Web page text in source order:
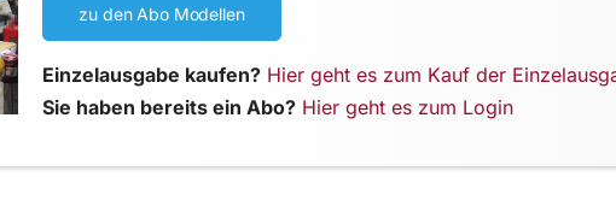
zu den Abo Modellen
Einzelausgabe kaufen? Hier geht es zum Kauf der
Sie haben bereits ein Abo? Hier geht es zum Login